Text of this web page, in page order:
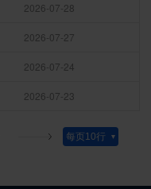
2026-07-28
2026-07-27
2026-07-24
2026-07-23